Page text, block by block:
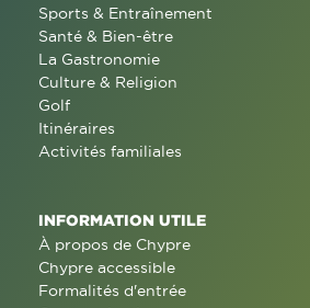
Sports & Entraînement
Santé & Bien-être
La Gastronomie
Culture & Religion
Golf
Itinéraires
Activités familiales
INFORMATION UTILE
À propos de Chypre
Chypre accessible
Formalités d'entrée